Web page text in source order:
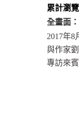
累計瀏覽
全畫面：
2017年8
與作家
專訪來